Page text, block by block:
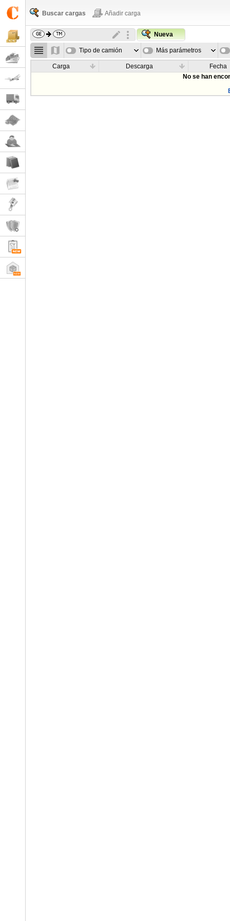
Buscar cargas Añadir carga
Nueva
Tipo de camión Más parámetros
Carga Descarga
Fecha
No se han